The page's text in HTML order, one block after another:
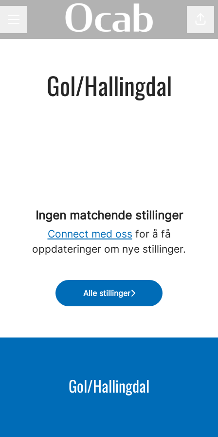
Gol/Hallingdal
Ingen matchende stillinger
Connect med oss for å få
oppdateringer om nye stillinger.
Alle stillinger
Gol/Hallingdal